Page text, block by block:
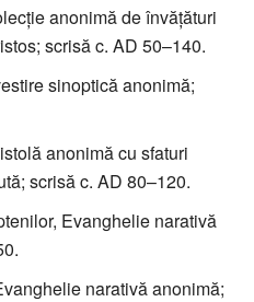
anonimă de învăţături
scrisă c. AD 50–140.
sinoptică anonimă;
anonimă cu sfaturi
scrisă c. AD 80–120.
Evanghelie narativă
narativă anonimă;